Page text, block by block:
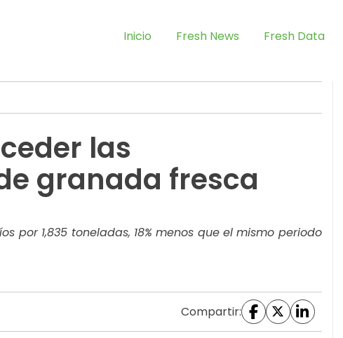
Inicio Fresh News Fresh Data
las
granada fresca
por 1,835 toneladas, 18% menos que el mismo periodo
Compartir: